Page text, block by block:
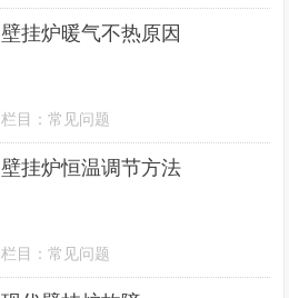
壁挂炉暖气不热原因
栏目：常见问题
壁挂炉恒温调节方法
栏目：常见问题